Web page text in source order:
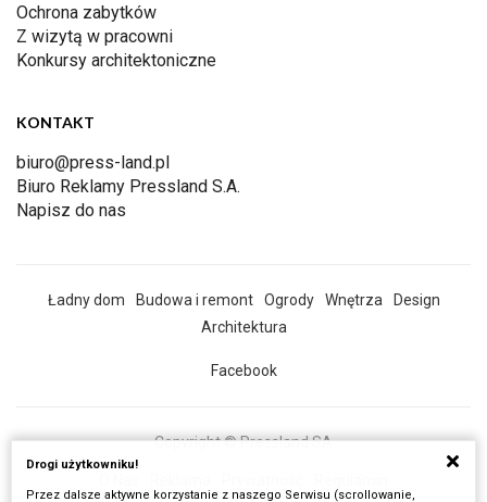
Ochrona zabytków
Z wizytą w pracowni
Konkursy architektoniczne
KONTAKT
biuro@press-land.pl
Biuro Reklamy Pressland S.A.
Napisz do nas
Ładny dom Budowa i remont Ogrody Wnętrza
Design
Architektura
Facebook
Copyright © Pressland SA
Drogi użytkowniku!
Przez dalsze aktywne korzystanie z naszego Serwisu (scrollowanie,